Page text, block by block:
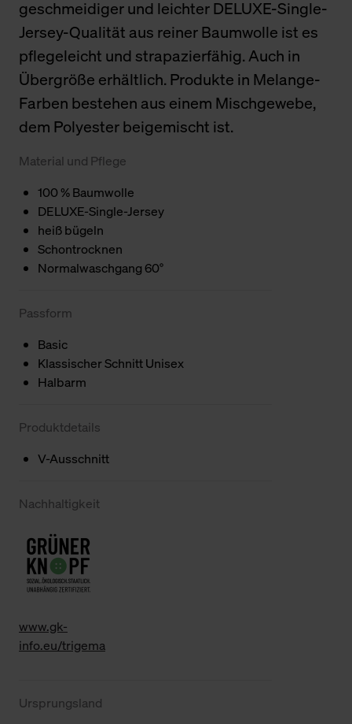
geschmeidiger und leichter DELUXE-Single-
Jersey-Qualität aus reiner Baumwolle ist es
pflegeleicht und strapazierfähig. Auch in
Übergröße erhältlich. Produkte in Melange-
Farben bestehen aus einem Mischgewebe,
dem Polyester beigemischt ist.
Material und Pflege
100 % Baumwolle
DELUXE-Single-Jersey
heiß bügeln
Schontrocknen
Normalwaschgang 60°
Passform
Basic
Klassischer Schnitt Unisex
Halbarm
Produktdetails
V-Ausschnitt
Nachhaltigkeit
www.gk-
info.eu/trigema
Ursprungsland